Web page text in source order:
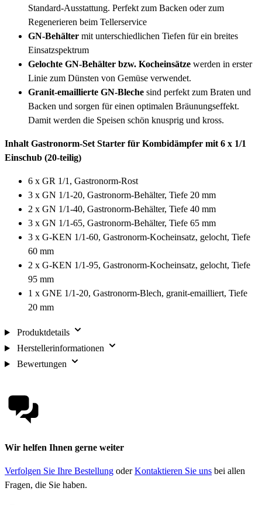
Standard-Ausstattung. Perfekt zum Backen oder zum
Regenerieren beim Tellerservice
GN-Behälter mit unterschiedlichen Tiefen für ein breites
Einsatzspektrum
Gelochte GN-Behälter bzw. Kocheinsätze werden in erster
Linie zum Dünsten von Gemüse verwendet.
Granit-emaillierte GN-Bleche sind perfekt zum Braten und
Backen und sorgen für einen optimalen Bräunungseffekt.
Damit werden die Speisen schön knusprig und kross.
Inhalt Gastronorm-Set Starter für Kombidämpfer mit 6 x 1/1
Einschub (20-teilig)
6 x GR 1/1, Gastronorm-Rost
3 x GN 1/1-20, Gastronorm-Behälter, Tiefe 20 mm
2 x GN 1/1-40, Gastronorm-Behälter, Tiefe 40 mm
3 x GN 1/1-65, Gastronorm-Behälter, Tiefe 65 mm
3 x G-KEN 1/1-60, Gastronorm-Kocheinsatz, gelocht, Tiefe
60 mm
2 x G-KEN 1/1-95, Gastronorm-Kocheinsatz, gelocht, Tiefe
95 mm
1 x GNE 1/1-20, Gastronorm-Blech, granit-emailliert, Tiefe
20 mm
Produktdetails
Herstellerinformationen
Bewertungen
Wir helfen Ihnen gerne weiter
Verfolgen Sie Ihre Bestellung oderKontaktieren Sie uns bei allen
Fragen, die Sie haben.